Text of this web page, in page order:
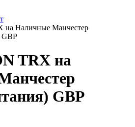
на Наличные Манчестер
GBP
TRX на
GBP